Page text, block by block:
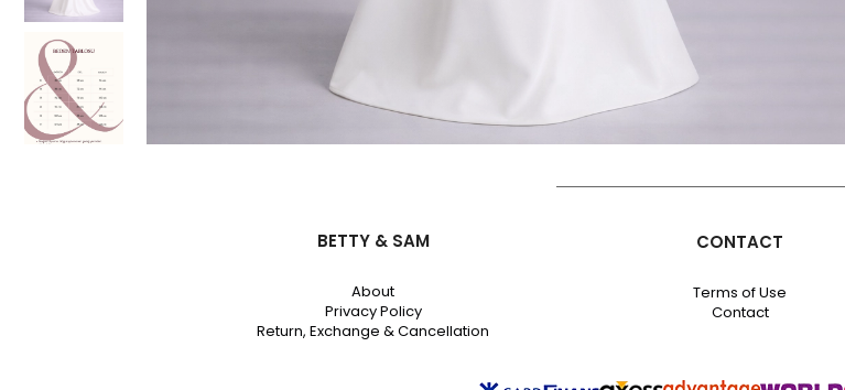
BETTY & SAM
About
Privacy Policy
Return, Exchange & Cancellation
CONTACT
Terms of Use
Contact